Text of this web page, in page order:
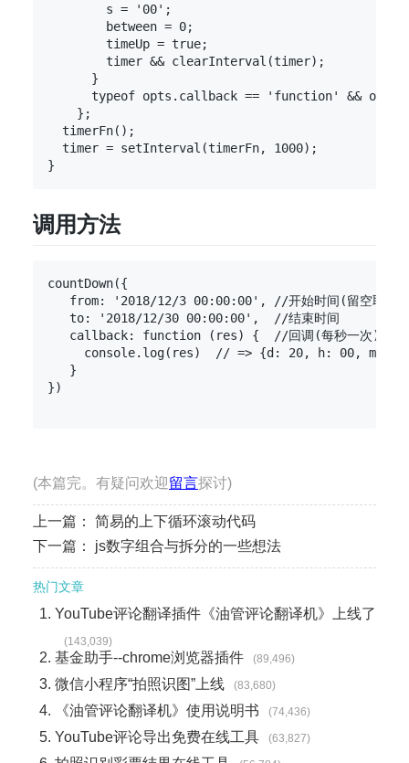
        s = '00';
        between = 0;
        timeUp = true;
        timer && clearInterval(timer);
      }
typeof opts.callback == 'function' &&
    };
  timerFn();
  timer = setInterval(timerFn, 1000);
调用方法
countDown({
from: '2018/12/3 00:00:00', //开始时间(留空取当
   to: '2018/12/30 00:00:00',  //结束时间
   callback: function (res) {  //回调(每秒一次)
console.log(res)  // => {d: 20, h: 00, m:
   }
})
(本篇完。有疑问欢迎留言探讨)
上一篇： 简易的上下循环滚动代码
下一篇： js数字组合与拆分的一些想法
热门文章
YouTube评论翻译插件《油管评论翻译机》上线了
(143,039)
基金助手--chrome浏览器插件 (89,496)
微信小程序“拍照识图”上线 (83,680)
《油管评论翻译机》使用说明书 (74,436)
YouTube评论导出免费在线工具 (63,827)